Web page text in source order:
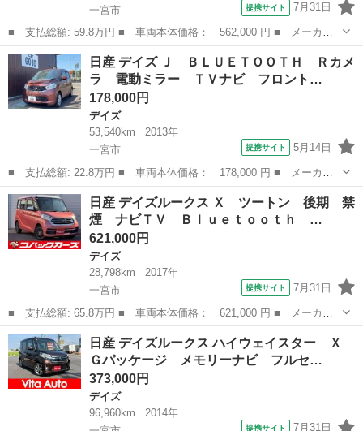
一宮市
提携サイト 7月31日
■ 支払総額: 59.8万円 ■ 車両本体価格： 562,000 円 ■ メーカー
名： 日産 ■ 車種名： デイズ ■ グレード名： ハイウェイスタ
ー Ｇターボ 後期 禁煙 ナビ 全周囲カメラ ＨＩＤ ＥＴＣ
衝突軽減ブレ...
愛知 一宮市 デイズ
日産 デイズ Ｊ ＢＬＵＥＴＯＯＴＨ Ｒカメ
ラ 電動ミラー ＴＶナビ フロント…
178,000円
デイズ
53,540km
2013年
一宮市
提携サイト 5月14日
■ 支払総額: 22.8万円 ■ 車両本体価格： 178,000 円 ■ メーカー
名： 日産 ■ 車種名： デイズ ■ グレード名： Ｊ ＢＬＵＥＴ
ＯＯＴＨ Ｒカメラ 電動ミラー ＴＶナビ フロントベンチシー
ト 運転席助手...
愛知 一宮市 デイズ
日産 デイズルークス Ｘ ツートン 後期 禁
煙 ナビＴＶ Ｂｌｕｅｔｏｏｔｈ …
621,000円
デイズ
28,798km
2017年
一宮市
提携サイト 7月31日
■ 支払総額: 65.8万円 ■ 車両本体価格： 621,000 円 ■ メーカー
名： 日産 ■ 車種名： デイズルークス ■ グレード名： Ｘ ツ
ートン 後期 禁煙 ナビＴＶ Ｂｌｕｅｔｏｏｔｈ １オーナー
全周囲カメラ...
愛知 一宮市 デイズ
日産 デイズルークス ハイウェイスター Ｘ
Ｇパッケージ メモリーナビ フルセ…
373,000円
デイズ
96,960km
2014年
提携サイト 7月31日